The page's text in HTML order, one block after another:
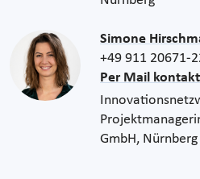
Simone
+49 911 20671-
Per Mail
GmbH, Nürnberg